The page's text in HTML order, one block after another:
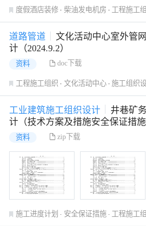
度假酒店装修 柴油发电机房 工程施工
道路管道
文化活动中心室外管
计（2024.9.2）
资料 doc下载
工程施工组织 文化活动中心 施工组织
工业建筑施工组织设计
井巷矿
计（技术方案及措施安全保证措施
资料 zip下载
施工进度计划 安全保证措施 工程施工